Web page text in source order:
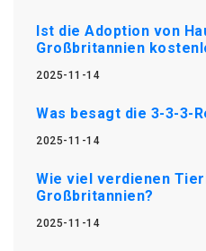
Ist die Adoption von
Großbritannien
2025-11-14
Was besagt die 3-3-3-
2025-11-14
Wie viel verdienen
Großbritannien?
2025-11-14